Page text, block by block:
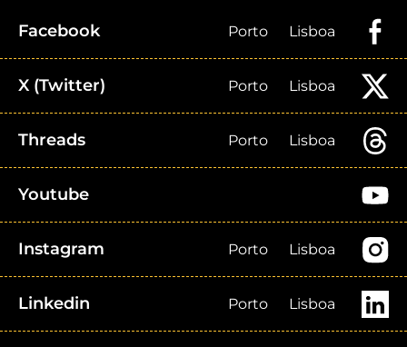
Facebook Porto Lisboa
X (Twitter) Porto Lisboa
Threads Porto Lisboa
Youtube
Instagram Porto Lisboa
Linkedin Porto Lisboa